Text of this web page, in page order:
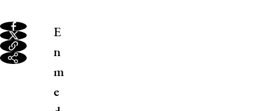
E
n
m
e